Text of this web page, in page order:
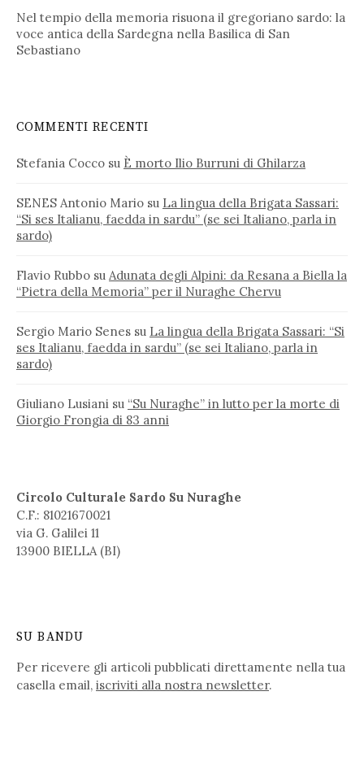
Nel tempio della memoria risuona il gregoriano sardo: la
voce antica della Sardegna nella Basilica di San
Sebastiano
COMMENTI RECENTI
Stefania Cocco su È morto Ilio Burruni di Ghilarza
SENES Antonio Mario su La lingua della Brigata Sassari:
“Si ses Italianu, faedda in sardu” (se sei Italiano, parla in
sardo)
Flavio Rubbo su Adunata degli Alpini: da Resana a Biella la
“Pietra della Memoria” per il Nuraghe Chervu
Sergio Mario Senes su La lingua della Brigata Sassari: “Si
ses Italianu, faedda in sardu” (se sei Italiano, parla in
sardo)
Giuliano Lusiani su “Su Nuraghe” in lutto per la morte di
Giorgio Frongia di 83 anni
Circolo Culturale Sardo Su Nuraghe
C.F.: 81021670021
via G. Galilei 11
13900 BIELLA (BI)
SU BANDU
Per ricevere gli articoli pubblicati direttamente nella tua
casella email, iscriviti alla nostra newsletter.